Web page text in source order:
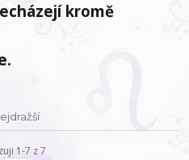
kromě
1-7 z 7